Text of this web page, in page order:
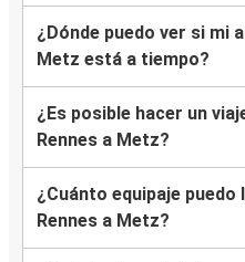
¿Dónde puedo ver si mi
Metz está a tiempo?
¿Es posible hacer un
Rennes a Metz?
¿Cuánto equipaje
Rennes a Metz?